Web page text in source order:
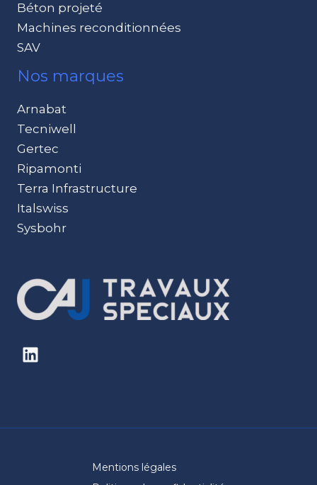
Béton projeté
Machines reconditionnées
SAV
Nos marques
Arnabat
Tecniwell
Gertec
Ripamonti
Terra Infrastructure
Italswiss
Sysbohr
Mentions légales